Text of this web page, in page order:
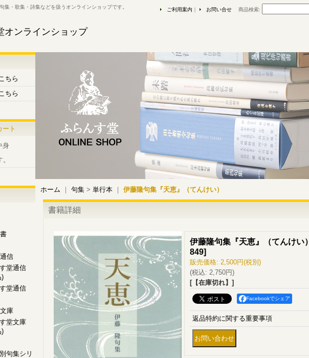
集・歌集・詩集などを扱うオンラインショップです。
オンラインショップ
ご利用案内 お問い合せ 商品検索:
ちら
ちら
ート
身
信
堂通信
)
堂通信
庫
堂文庫
)
句集シリ
ホーム ｜ 句集 > 単行本 ｜ 伊藤隆句集『天恵』（てんけい）
書籍詳細
伊藤隆句集『天恵』（てんけい）
849]
販売価格: 2,500円(税別)
(税込: 2,750円)
[【在庫切れ】]
Facebookでシェア
返品特約に関する重要事項